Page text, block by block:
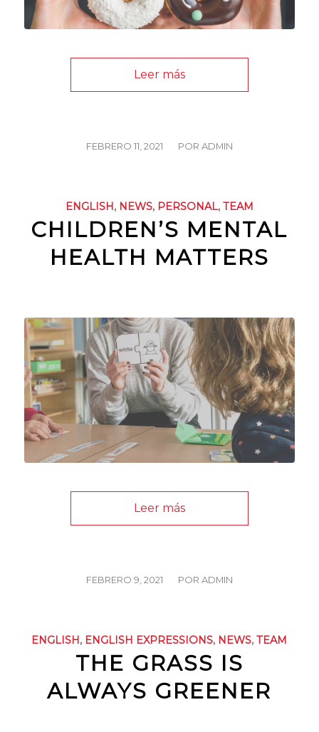
Leer más
FEBRERO 11, 2021
/ POR ADMIN
ENGLISH, NEWS, PERSONAL, TEAM
CHILDREN’S MENTAL
HEALTH MATTERS
Leer más
FEBRERO 9, 2021
/ POR ADMIN
ENGLISH, ENGLISH EXPRESSIONS, NEWS,TEAM
THE GRASS IS
ALWAYS GREENER